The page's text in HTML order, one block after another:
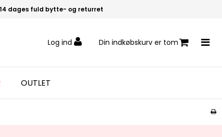
14 dages fuld bytte- og returret
Log ind Din indkøbskurv er tom
OUTLET